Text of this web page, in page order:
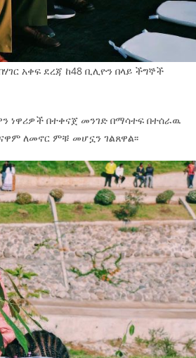
አቀፍ ደረጃ ከ48 ቢሊዮን በላይ ችግኞች
ነዋሪዎች በተቀናጀ መንገድ በማሳተፍ በተሰራዉ
ለመኖር ምቹ መሆኗን ገልጸዋል፡፡